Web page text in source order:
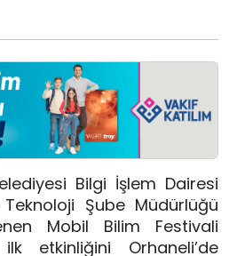
Bilgi İşlem Dairesi
Teknoloji Şube Müdürlüğü
Mobil Bilim Festivali
etkinliğini Orhaneli’de